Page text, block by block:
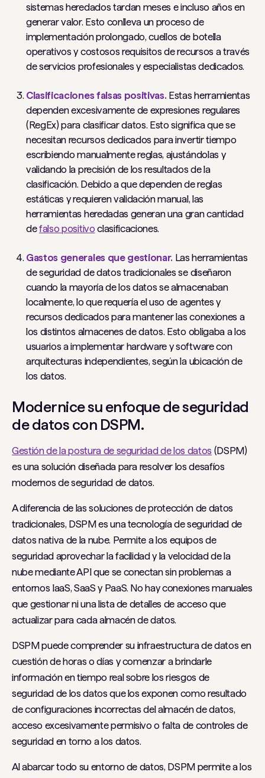
sistemas heredados tardan meses e incluso años en
generar valor. Esto conlleva un proceso de
implementación prolongado, cuellos de botella
operativos y costosos requisitos de recursos a través
de servicios profesionales y especialistas dedicados.
Clasificaciones falsas positivas.Estas herramientas
dependen excesivamente de expresiones regulares
(RegEx) para clasificar datos. Esto significa que se
necesitan recursos dedicados para invertir tiempo
escribiendo manualmente reglas, ajustándolas y
validando la precisión de los resultados de la
clasificación. Debido a que dependen de reglas
estáticas y requieren validación manual, las
herramientas heredadas generan una gran cantidad
defalso positivo clasificaciones.
Gastos generales que gestionar. Las herramientas
de seguridad de datos tradicionales se diseñaron
cuando la mayoría de los datos se almacenaban
localmente, lo que requería el uso de agentes y
recursos dedicados para mantener las conexiones a
los distintos almacenes de datos. Esto obligaba a los
usuarios a implementar hardware y software con
arquitecturas independientes, según la ubicación de
los datos.
Modernice su enfoque de seguridad
de datos con DSPM.
Gestión de la postura de seguridad de los datos (DSPM)
es una solución diseñada para resolver los desafíos
modernos de seguridad de datos.
A diferencia de las soluciones de protección de datos
tradicionales, DSPM es una tecnología de seguridad de
datos nativa de la nube. Permite a los equipos de
seguridad aprovechar la facilidad y la velocidad de la
nube mediante API que se conectan sin problemas a
entornos IaaS, SaaS y PaaS. No hay conexiones manuales
que gestionar ni una lista de detalles de acceso que
actualizar para cada almacén de datos.
DSPM puede comprender su infraestructura de datos en
cuestión de horas o días y comenzar a brindarle
información en tiempo real sobre los riesgos de
seguridad de los datos que los exponen como resultado
de configuraciones incorrectas del almacén de datos,
acceso excesivamente permisivo o falta de controles de
seguridad en torno a los datos.
Al abarcar todo su entorno de datos, DSPM permite a los